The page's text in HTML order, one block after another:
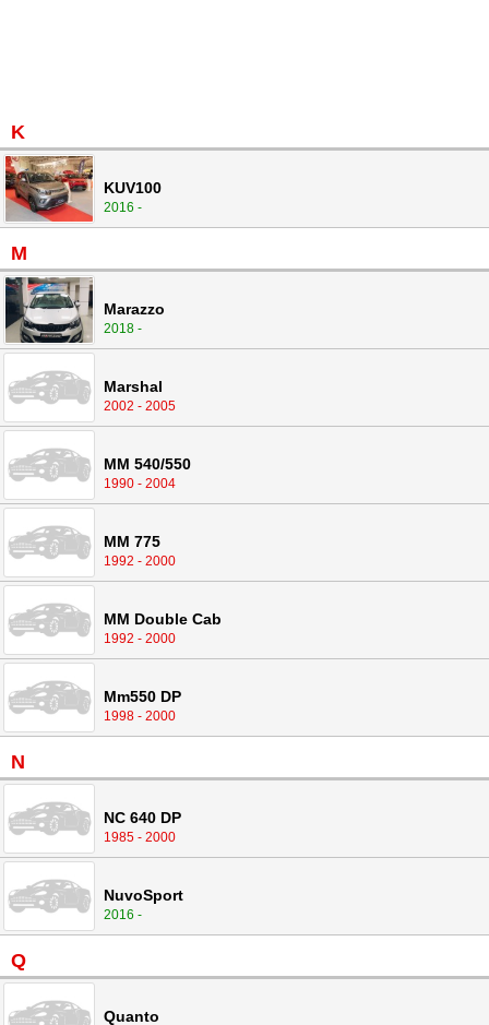
K
KUV100
2016 -
M
Marazzo
2018 -
Marshal
2002 - 2005
MM 540/550
1990 - 2004
MM 775
1992 - 2000
MM Double Cab
1992 - 2000
Mm550 DP
1998 - 2000
N
NC 640 DP
1985 - 2000
NuvoSport
2016 -
Q
Quanto